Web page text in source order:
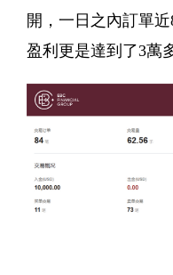
開，一日之內訂單
盈利更是達到了3萬